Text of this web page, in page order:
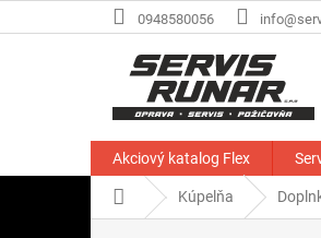
na
0948580056
Akciový katalog Flex
DomovKúpelňa